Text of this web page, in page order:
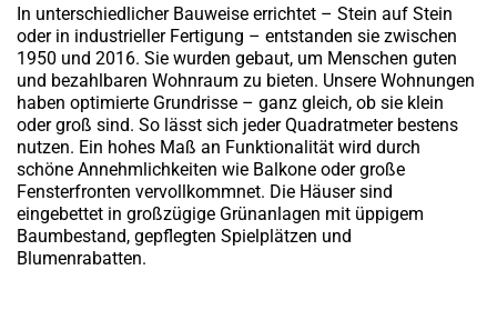
In unterschiedlicher Bauweise errichtet – Stein auf Stein
oder in industrieller Fertigung – entstanden sie zwischen
1950 und 2016. Sie wurden gebaut, um Menschen guten
und bezahlbaren Wohnraum zu bieten. Unsere Wohnungen
haben optimierte Grundrisse – ganz gleich, ob sie klein
oder groß sind. So lässt sich jeder Quadratmeter bestens
nutzen. Ein hohes Maß an Funktionalität wird durch
schöne Annehmlichkeiten wie Balkone oder große
Fensterfronten vervollkommnet. Die Häuser sind
eingebettet in großzügige Grünanlagen mit üppigem
Baumbestand, gepflegten Spielplätzen und
Blumenrabatten.